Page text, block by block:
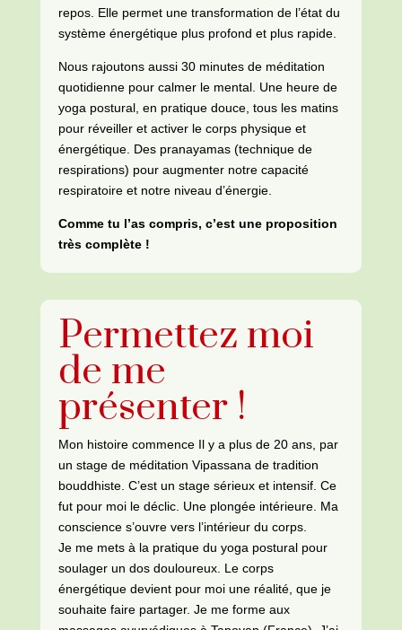
repos. Elle permet une transformation de l’état du
système énergétique plus profond et plus rapide.
Nous rajoutons aussi 30 minutes de méditation
quotidienne pour calmer le mental. Une heure de
yoga postural, en pratique douce, tous les matins
pour réveiller et activer le corps physique et
énergétique. Des pranayamas (technique de
respirations) pour augmenter notre capacité
respiratoire et notre niveau d’énergie.
Comme tu l’as compris, c’est une proposition
très complète !
Permettez moi
de me
présenter !
Mon histoire commence Il y a plus de 20 ans, par
un stage de méditation Vipassana de tradition
bouddhiste. C’est un stage sérieux et intensif. Ce
fut pour moi le déclic. Une plongée intérieure. Ma
conscience s’ouvre vers l’intérieur du corps.
Je me mets à la pratique du yoga postural pour
soulager un dos douloureux. Le corps
énergétique devient pour moi une réalité, que je
souhaite faire partager. Je me forme aux